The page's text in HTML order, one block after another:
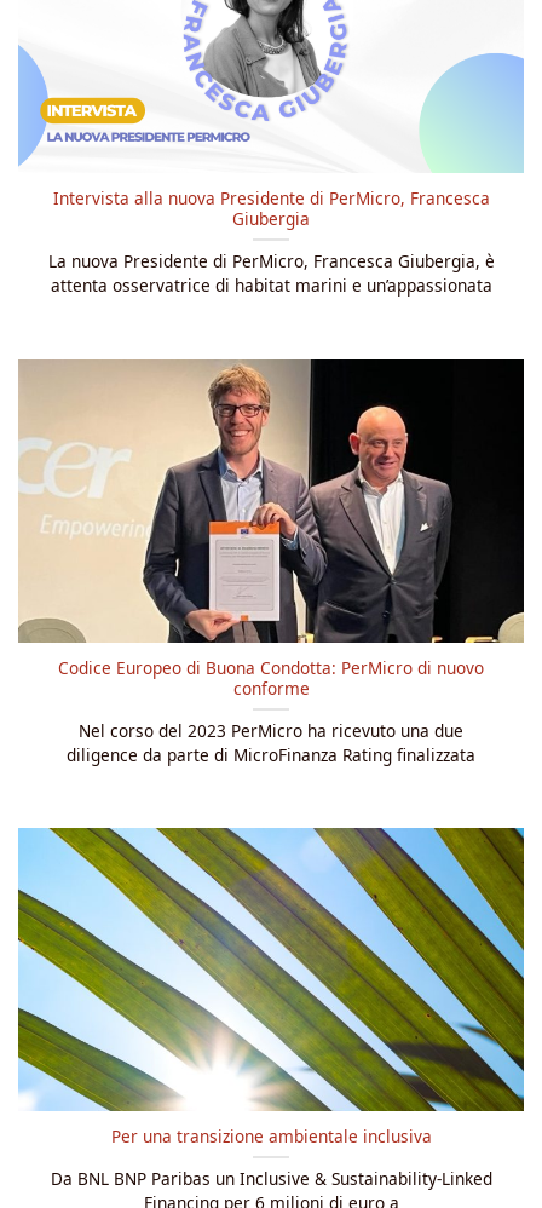
Intervista alla nuova Presidente di PerMicro, Francesca
Giubergia
La nuova Presidente di PerMicro, Francesca Giubergia, è
attenta osservatrice di habitat marini e un’appassionata
Codice Europeo di Buona Condotta: PerMicro di nuovo
conforme
Nel corso del 2023 PerMicro ha ricevuto una due
diligence da parte di MicroFinanza Rating finalizzata
Per una transizione ambientale inclusiva
Da BNL BNP Paribas un Inclusive & Sustainability-Linked
Financing per 6 milioni di euro a